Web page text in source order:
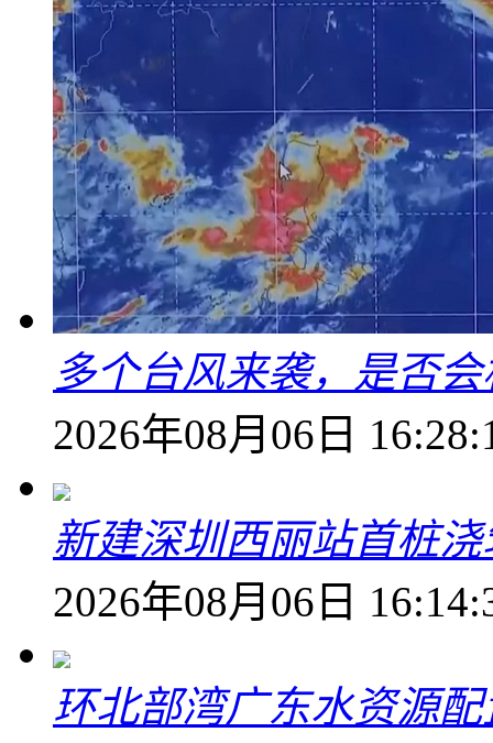
多个台风来袭，是否
2026年08月06日
新建深圳西丽站首桩
2026年08月06日
环北部湾广东水资源